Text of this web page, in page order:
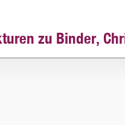
zu Binder,